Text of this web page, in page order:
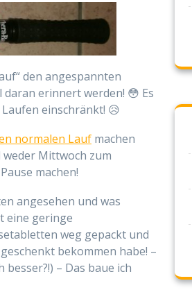
den angespannten
erinnert werden! 😳 Es
einschränkt! 😥
normalen Lauf machen
Mittwoch zum
machen!
angesehen und was
eine geringe
weg gepackt und
bekommen habe! –
– Das baue ich